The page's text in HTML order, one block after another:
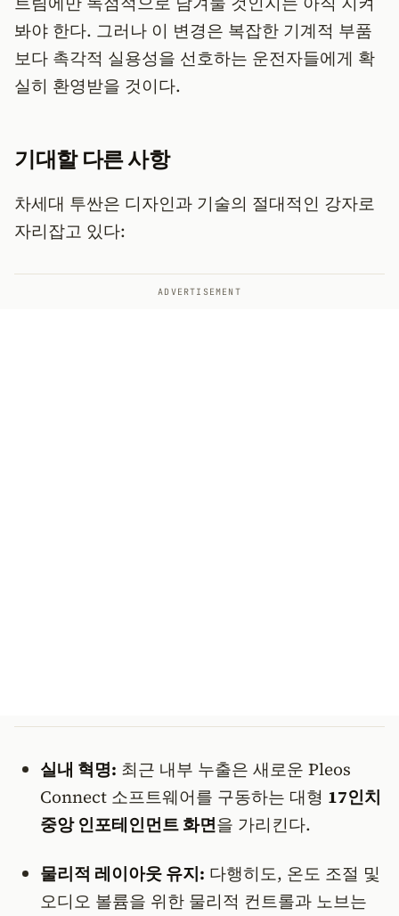
봐야 한다. 그러나 이 변경은 복잡한 기계적 부품
보다 촉각적 실용성을 선호하는 운전자들에게 확
실히 환영받을 것이다.
기대할 다른 사항
차세대 투싼은 디자인과 기술의 절대적인 강자로
자리잡고 있다:
ADVERTISEMENT
실내 혁명: 최근 내부 누출은 새로운 Pleos
Connect 소프트웨어를 구동하는 대형 17인치
중앙 인포테인먼트 화면을 가리킨다.
물리적 레이아웃 유지: 다행히도, 온도 조절 및
오디오 볼륨을 위한 물리적 컨트롤과 노브는